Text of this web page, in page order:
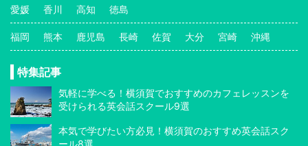
愛媛 香川 高知 徳島
福岡 熊本 鹿児島 長崎 佐賀 大分 宮崎 沖縄
特集記事
気軽に学べる！横須賀でおすすめのカフェレッスンを
受けられる英会話スクール9選
本気で学びたい方必見！横須賀のおすすめ英会話スク
ール8選